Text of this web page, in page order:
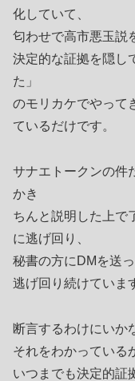
化していて、
匂わせで高市悪玉説
決定的な証拠を隠し
た」
のモリカケでやって
ているだけです。
サナエトークンの件
かき
ちんと説明した上で
に逃げ回り、
秘書の方にDMを送
逃げ回り続けていま
断言するわけにいか
それをわかっている
いつまでも決定的証